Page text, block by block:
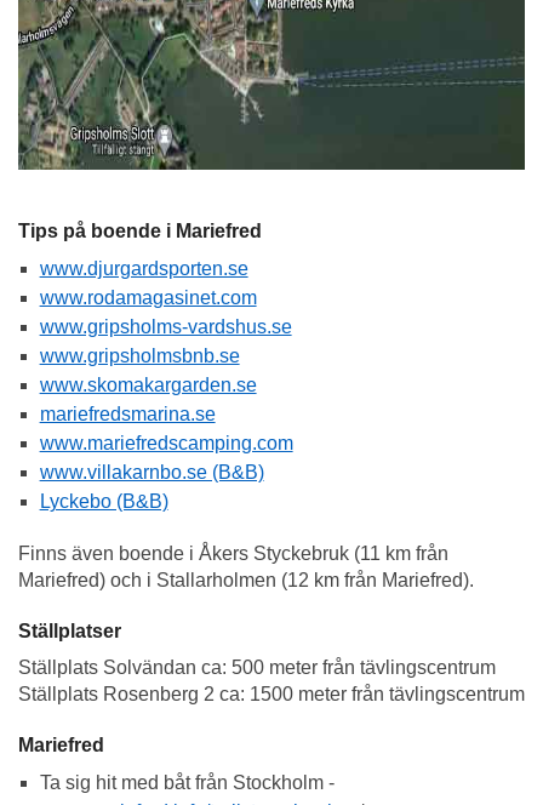
Tips på boende i Mariefred
www.djurgardsporten.se
www.rodamagasinet.com
www.gripsholms-vardshus.se
www.gripsholmsbnb.se
www.skomakargarden.se
mariefredsmarina.se
www.mariefredscamping.com
www.villakarnbo.se (B&B)
Lyckebo (B&B)
Finns även boende i Åkers Styckebruk (11 km från
Mariefred) och i Stallarholmen (12 km från Mariefred).
Ställplatser
Ställplats Solvändan ca: 500 meter från tävlingscentrum
Ställplats Rosenberg 2 ca: 1500 meter från tävlingscentrum
Mariefred
Ta sig hit med båt från Stockholm -